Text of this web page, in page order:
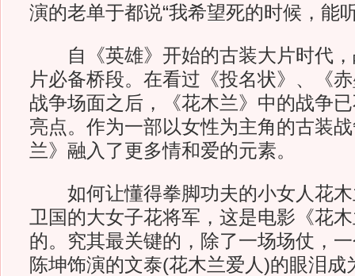
演的老单于都说“我希望死的时候，能
自《英雄》开始的古装大片时代，
片必备桥段。在看过《投名状》、《
战争场面之后，《花木兰》中的战争
亮点。作为一部以女性为主角的古装
兰》融入了更多情和爱的元素。
如何让懂得拳脚功夫的小女人花木
卫国的大女子花将军，这是电影《花
的。究其最关键的，除了一场场仗，
陈坤饰演的文泰(花木兰爱人)的眼泪成